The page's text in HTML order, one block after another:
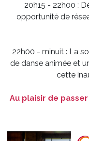
20h15 - 22h00 :
opportunité de
22h00 - minuit : La
de danse animée et
cette
Au plaisir de